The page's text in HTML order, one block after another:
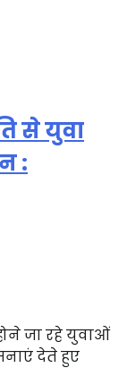
से युवा
:
जा रहे युवाओं
देते हुए